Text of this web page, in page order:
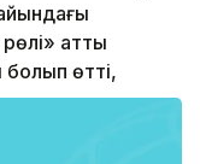
атты
өтті,